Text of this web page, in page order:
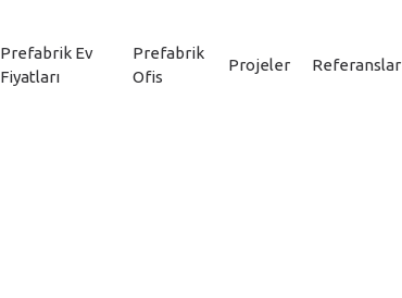
Prefabrik Ev
Fiyatları
Prefabrik
Ofis
Projeler Referanslar